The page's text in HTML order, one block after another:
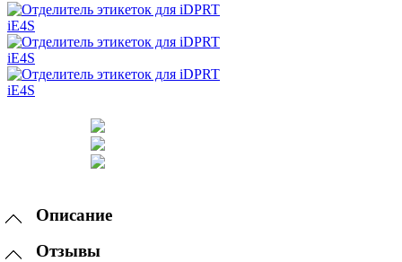
Описание
Отзывы